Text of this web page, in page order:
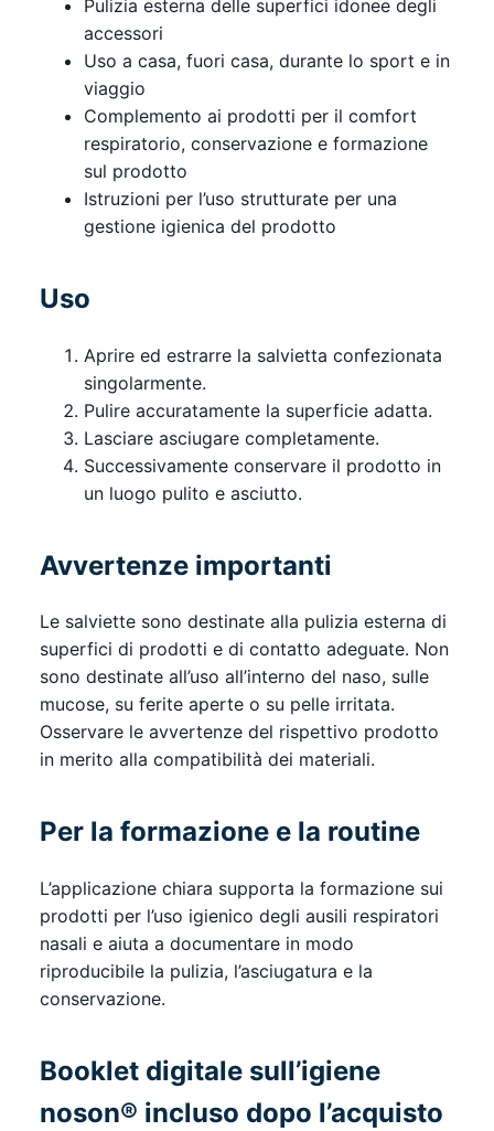
Pulizia esterna delle superfici idonee degli
accessori
Uso a casa, fuori casa, durante lo sport e in
viaggio
Complemento ai prodotti per il comfort
respiratorio, conservazione e formazione
sul prodotto
Istruzioni per l’uso strutturate per una
gestione igienica del prodotto
Uso
Aprire ed estrarre la salvietta confezionata
singolarmente.
Pulire accuratamente la superficie adatta.
Lasciare asciugare completamente.
Successivamente conservare il prodotto in
un luogo pulito e asciutto.
Avvertenze importanti
Le salviette sono destinate alla pulizia esterna di
superfici di prodotti e di contatto adeguate. Non
sono destinate all’uso all’interno del naso, sulle
mucose, su ferite aperte o su pelle irritata.
Osservare le avvertenze del rispettivo prodotto
in merito alla compatibilità dei materiali.
Per la formazione e la routine
L’applicazione chiara supporta la formazione sui
prodotti per l’uso igienico degli ausili respiratori
nasali e aiuta a documentare in modo
riproducibile la pulizia, l’asciugatura e la
conservazione.
Booklet digitale sull’igiene
noson® incluso dopo l’acquisto